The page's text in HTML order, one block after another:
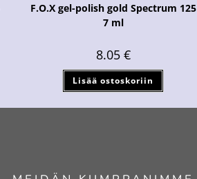
F.O.X gel-polish gold Spectrum 125
7 ml
8.05 €
Lisää ostoskoriin